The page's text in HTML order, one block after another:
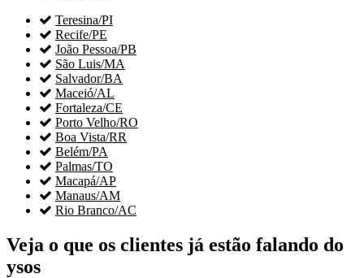
 Teresina/PI
 Recife/PE
 João Pessoa/PB
 São Luis/MA
 Salvador/BA
 Maceió/AL
 Fortaleza/CE
 Porto Velho/RO
 Boa Vista/RR
 Belém/PA
 Palmas/TO
 Macapá/AP
 Manaus/AM
 Rio Branco/AC
Veja o que os clientes já estão falando do
ysos